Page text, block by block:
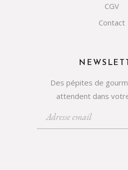
CGV
Contact
Des pépites de
attendent dans